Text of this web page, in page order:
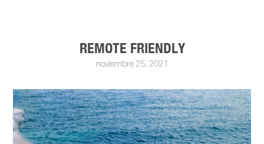
REMOTE FRIENDLY
noviembre 25, 2021